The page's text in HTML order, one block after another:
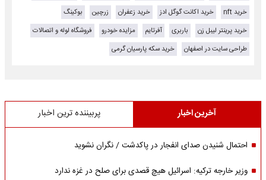
خرید nft
خرید اکانت گوگل ادز خرید زعفران زرچین
بوکینگ
خرید پرینتر لیبل زن
باربری آفرتایم مزایده خودرو
فروشگاه لوله و اتصالات
طراحی سایت در اصفهان
خرید سکه پارسیان گرمی
آخرین اخبار پربیننده ترین اخبار
احتمال شنیدن صدای انفجار در پاکدشت / نگران نشوید
وزیر خارجه ترکیه: اسرائیل هیچ قصدی برای صلح در غزه ندارد